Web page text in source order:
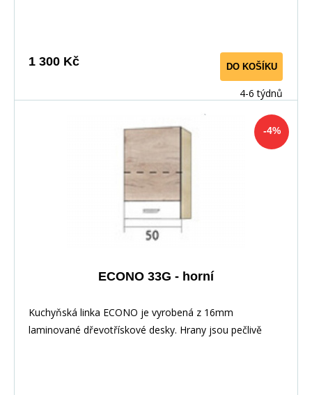
pracovní desku na každou skříňku zvlášť, nebo vcelku (
max. délka je 3m ), hloubka desky je 60 cm. Pracovní
deska není v ceně skříňky. Materiál: : vysoce kvalitní
Korpus: Dub Sonoma : Dvířka: San Remo + Bílá :
Pracovní deska v barvě traventin
1 300 Kč DO KOŠÍKU
4-6 týdnů
-4%
ECONO 33G - horní
Kuchyňská linka ECONO je vyrobená z 16mm
laminované dřevotřískové desky. Hrany jsou pečlivě